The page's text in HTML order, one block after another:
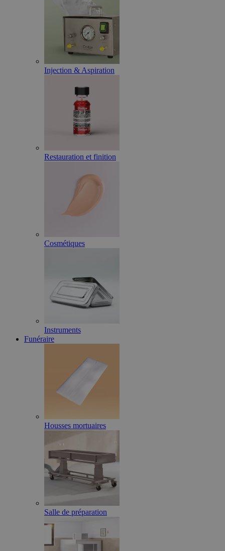
Injection & Aspiration
Restauration et finition
Cosmétiques
Instruments
Funéraire
Housses mortuaires
Salle de préparation